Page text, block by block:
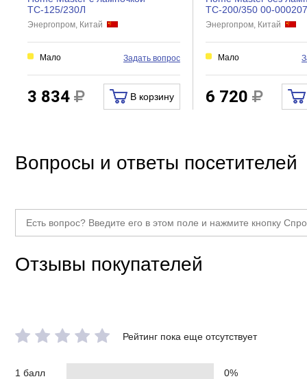
Количество дисков в комплекте, шт
Тип точильного станка
Прочие
Габариты без упаковки, мм
ТС-125/230Л
Энергопром, Китай
Мало Задать вопрос
3 834 В корзину
ТС-200/350 00-
Энергопром, Китай
Мало
6 720
Вопросы и ответы посетителей
Отзывы покупателей
Рейтинг пока еще отсутствует
1 балл 0%